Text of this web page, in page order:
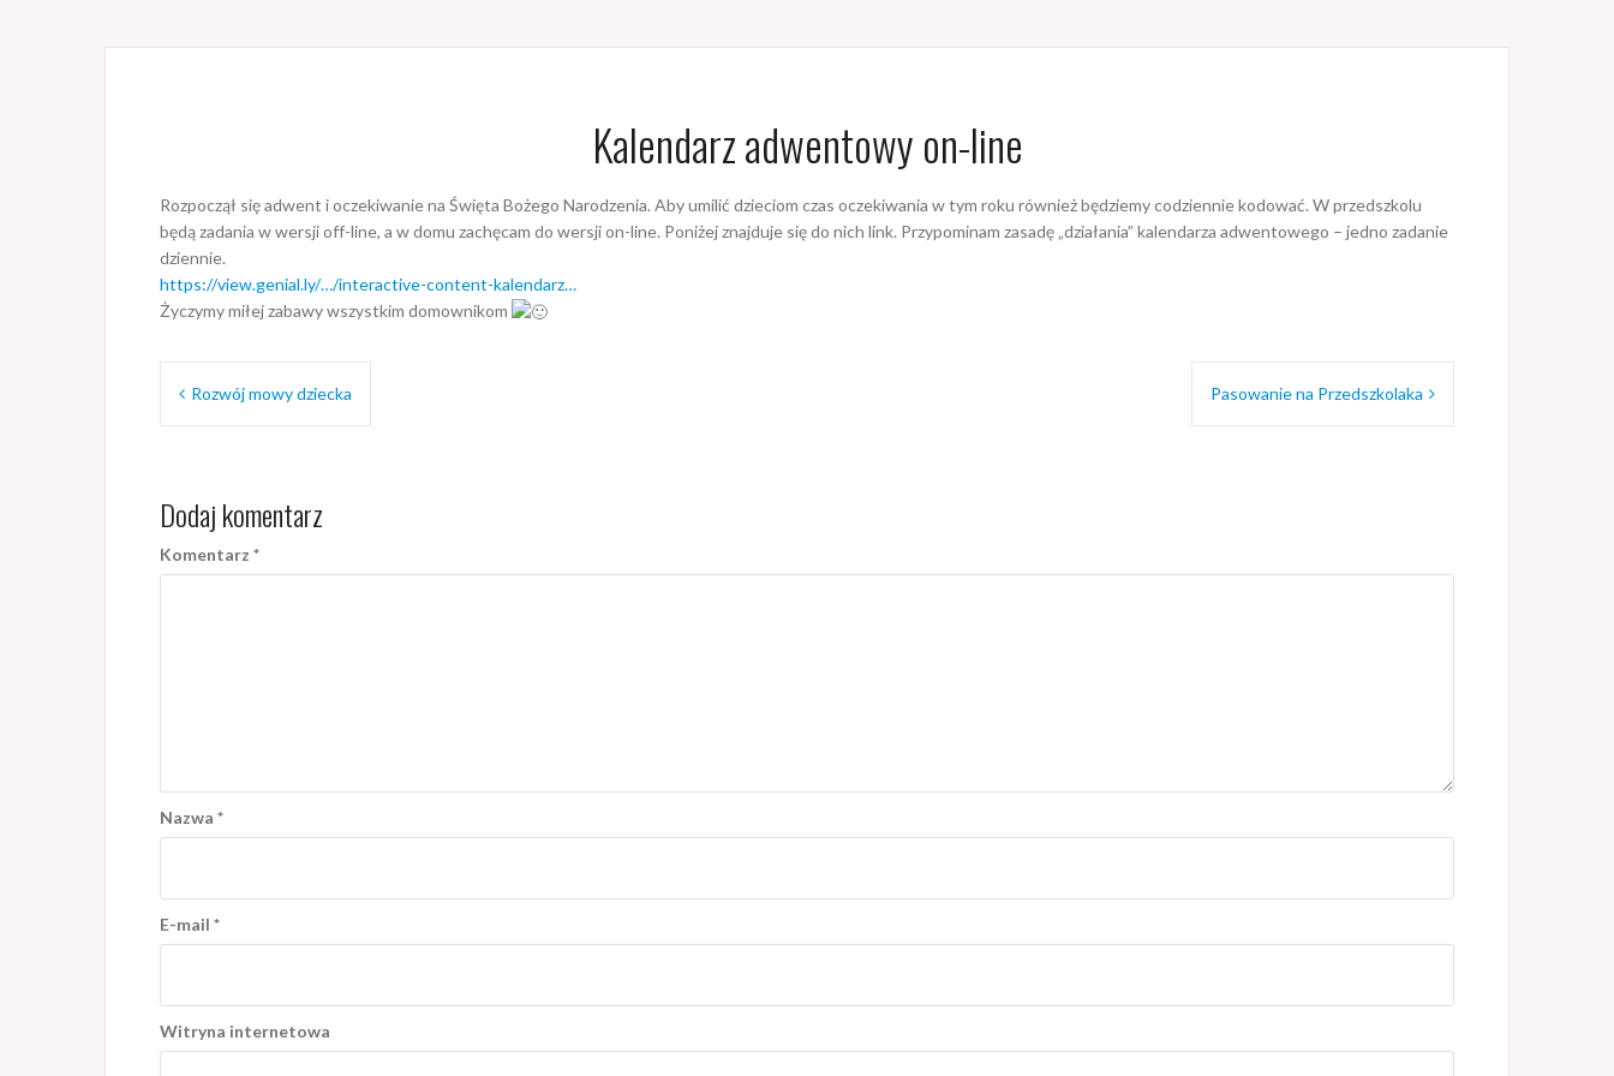
Kalendarz adwentowy on-line
Rozpoczął się adwent i oczekiwanie na Święta Bożego Narodzenia. Aby umilić dzieciom czas oczekiwania w tym roku również będziemy codziennie kodować. W przedszkolu
będą zadania w wersji off-line, a w domu zachęcam do wersji on-line. Poniżej znajduje się do nich link. Przypominam zasadę „działania” kalendarza adwentowego – jedno zadanie
dziennie.
https://view.genial.ly/…/interactive-content-kalendarz…
Życzymy miłej zabawy wszystkim domownikom
Nawigacja
Rozwój mowy dziecka Pasowanie na Przedszkolaka
Dodaj komentarz
Komentarz *
Nazwa *
E-mail *
Witryna internetowa